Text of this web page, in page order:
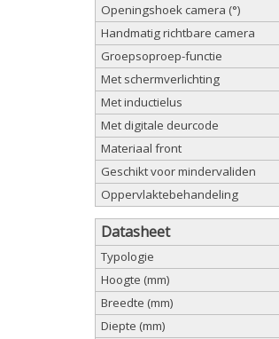
Openingshoek camera (°)
Handmatig richtbare camera
Groepsoproep-functie
Met schermverlichting
Met inductielus
Met digitale deurcode
Materiaal front
Geschikt voor mindervaliden
Oppervlaktebehandeling
Datasheet
Typologie
Hoogte (mm)
Breedte (mm)
Diepte (mm)